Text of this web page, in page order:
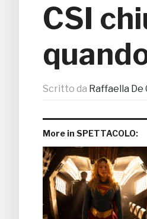
CSI
Scritto da Raffaella De
More in SPETTACOLO: